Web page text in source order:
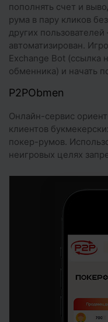
пополнять счет и
рума в пару кликов
других
автоматизирован.
Exchange Bot (ссылка
обменника) и начать
P2PObmen
Онлайн-сервис
клиентов
покер-румов.
неигровых целях